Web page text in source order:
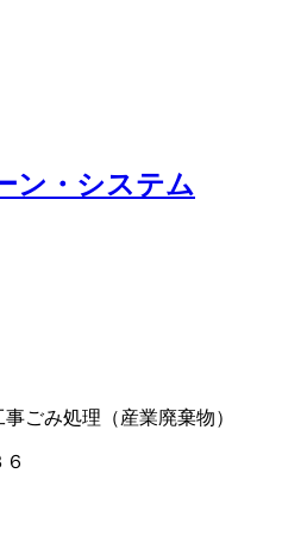
ン・システム
事ごみ処理（産業廃棄物）